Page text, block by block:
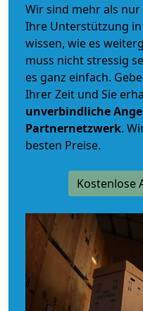
Wir sind mehr als
Ihre Unterstützung
wissen, wie es
muss nicht stressig
es ganz einfach.
Ihrer Zeit und Sie
unverbindliche
Partnernetzwerk.
besten Preise.
Kostenlose